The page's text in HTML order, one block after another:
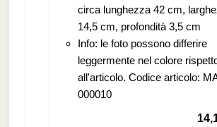
circa lunghezza 42 cm,
14,5 cm, profondità 3,5 cm
Info: le foto possono differire
leggermente nel colore
all'articolo. Codice articolo:
000010